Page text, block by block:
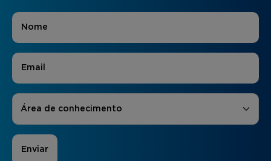
Nome
E-mail
Áreas de Interesse
Área de conhecimento